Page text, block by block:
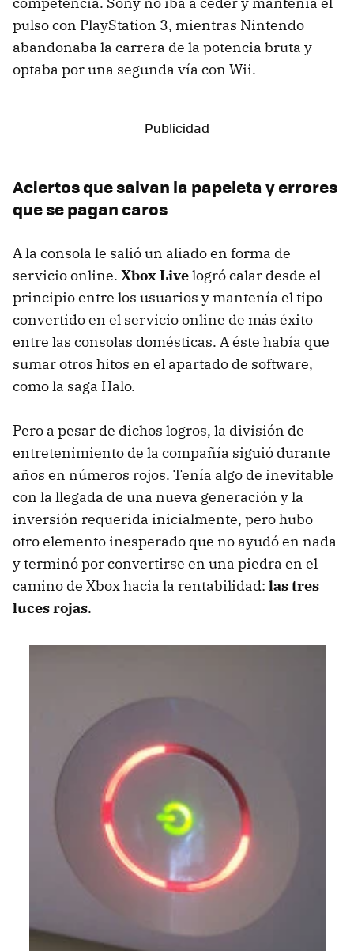
pulso con PlayStation 3, mientras Nintendo
abandonaba la carrera de la potencia bruta y
optaba por una segunda vía con Wii.
Aciertos que salvan la papeleta y errores
que se pagan caros
A la consola le salió un aliado en forma de
servicio online. Xbox Livelogró calar desde el
principio entre los usuarios y mantenía el tipo
convertido en el servicio online de más éxito
entre las consolas domésticas. A éste había que
sumar otros hitos en el apartado de software,
como la saga Halo.
Pero a pesar de dichos logros, la división de
entretenimiento de la compañía siguió durante
años en números rojos. Tenía algo de inevitable
con la llegada de una nueva generación y la
inversión requerida inicialmente, pero hubo
otro elemento inesperado que no ayudó en nada
y terminó por convertirse en una piedra en el
camino de Xbox hacia la rentabilidad: las tres
luces rojas.